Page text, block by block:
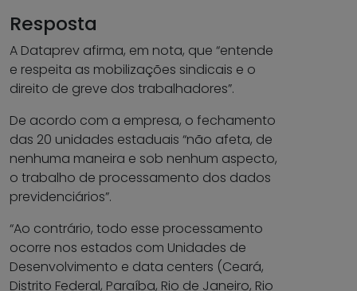
Resposta
A Dataprev afirma, em nota, que “entende
e respeita as mobilizações sindicais e o
direito de greve dos trabalhadores”.
De acordo com a empresa, o fechamento
das 20 unidades estaduais “não afeta, de
nenhuma maneira e sob nenhum aspecto,
o trabalho de processamento dos dados
previdenciários”.
“Ao contrário, todo esse processamento
ocorre nos estados com Unidades de
Desenvolvimento e data centers (Ceará,
Distrito Federal, Paraíba, Rio de Janeiro, Rio